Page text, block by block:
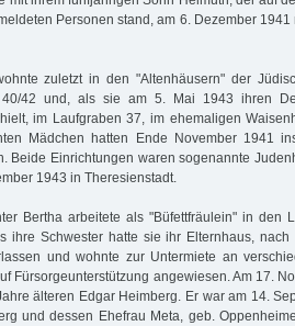
Personen stand, am 6. Dezember
zuletzt in den "Altenhäusern" der
40/42 und, als sie am 5. Mai 1943 ihren
im Laufgraben 37, im ehemaligen
Mädchen hatten Ende November 1941
Beide Einrichtungen waren sogenannte
1943 in Theresienstadt.
Bertha arbeitete als "Büfettfräulein" in den
ihre Schwester hatte sie ihr Elternhaus,
und wohnte zur Untermiete an
Fürsorgeunterstützung angewiesen. Am 17.
älteren Edgar Heimberg. Er war am 14.
und dessen Ehefrau Meta, geb.